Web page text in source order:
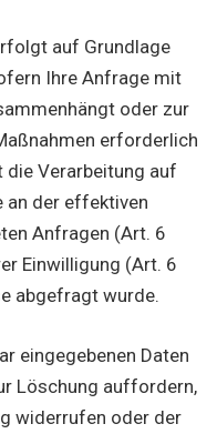
auf Grundlage
Ihre Anfrage mit
oder zur
erforderlich
die Verarbeitung auf
an der effektiven
Anfragen (Art. 6
Einwilligung (Art. 6
abgefragt wurde.
eingegebenen Daten
Löschung auffordern,
widerrufen oder der